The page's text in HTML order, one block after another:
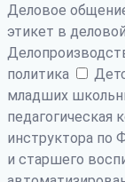
Деловое
этикет в
политика
младших
педагогическая
инструктора по
и старшего